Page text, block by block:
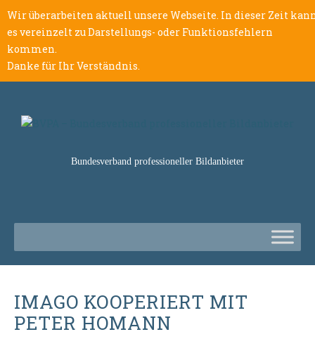
Wir überarbeiten aktuell unsere Webseite. In dieser Zeit
es vereinzelt zu Darstellungs- oder Funktionsfehlern
kommen.
Danke für Ihr Verständnis.
Bundesverband professioneller Bildanbieter
IMAGO KOOPERIERT MIT
PETER HOMANN